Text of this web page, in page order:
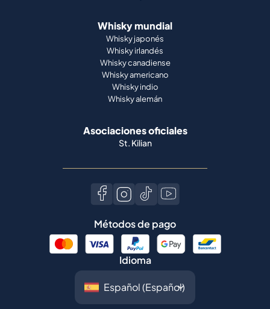
Whisky mundial
Whisky japonés
Whisky irlandés
Whisky canadiense
Whisky americano
Whisky indio
Whisky alemán
Asociaciones oficiales
St. Kilian
Métodos de pago
Idioma